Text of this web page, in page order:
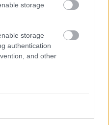
storage
storage
authentication
and other
2026-08-12 20:30